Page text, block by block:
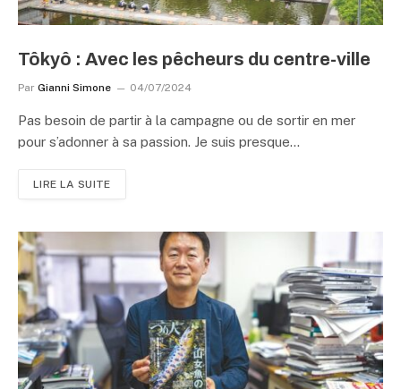
Tôkyô : Avec les pêcheurs du centre-ville
Par Gianni Simone 04/07/2024
Pas besoin de partir à la campagne ou de sortir en mer
pour s’adonner à sa passion. Je suis presque…
LIRE LA SUITE